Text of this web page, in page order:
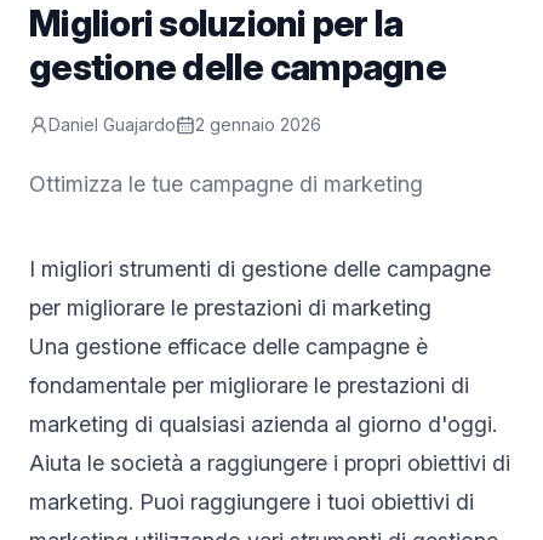
Migliori soluzioni per la
gestione delle campagne
Daniel Guajardo 2 gennaio 2026
Ottimizza le tue campagne di marketing
I migliori strumenti di gestione delle campagne
per migliorare le prestazioni di marketing
Una gestione efficace delle campagne è
fondamentale per migliorare le prestazioni di
marketing di qualsiasi azienda al giorno d'oggi.
Aiuta le società a raggiungere i propri obiettivi di
marketing. Puoi raggiungere i tuoi obiettivi di